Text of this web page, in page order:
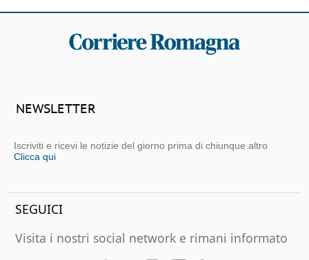
NEWSLETTER
Iscriviti e ricevi le notizie del giorno prima di chiunque altro
Clicca qui
SEGUICI
Visita i nostri social network e rimani informato